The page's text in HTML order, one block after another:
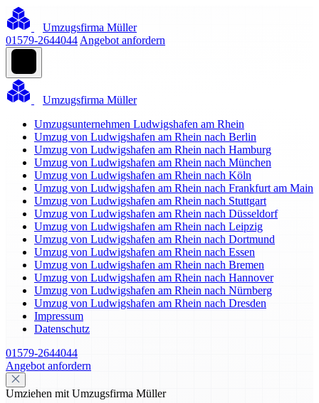
Umzugsfirma Müller
01579-2644044 Angebot anfordern
Umzugsfirma Müller
Umzugsunternehmen Ludwigshafen am Rhein
Umzug von Ludwigshafen am Rhein nach Berlin
Umzug von Ludwigshafen am Rhein nach Hamburg
Umzug von Ludwigshafen am Rhein nach München
Umzug von Ludwigshafen am Rhein nach Köln
Umzug von Ludwigshafen am Rhein nach Frankfurt am Main
Umzug von Ludwigshafen am Rhein nach Stuttgart
Umzug von Ludwigshafen am Rhein nach Düsseldorf
Umzug von Ludwigshafen am Rhein nach Leipzig
Umzug von Ludwigshafen am Rhein nach Dortmund
Umzug von Ludwigshafen am Rhein nach Essen
Umzug von Ludwigshafen am Rhein nach Bremen
Umzug von Ludwigshafen am Rhein nach Hannover
Umzug von Ludwigshafen am Rhein nach Nürnberg
Umzug von Ludwigshafen am Rhein nach Dresden
Impressum
Datenschutz
01579-2644044
Angebot anfordern
Umziehen mit Umzugsfirma Müller